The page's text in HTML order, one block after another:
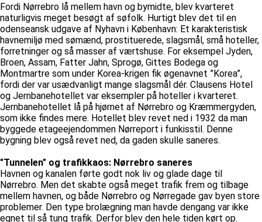
Fordi Nørrebro lå mellem havn og bymidte, blev kvarteret
naturligvis meget besøgt af søfolk. Hurtigt blev det til en
odenseansk udgave af Nyhavn i København: Et karakteristisk
havnemiljø med sømænd, prostituerede, slagsmål, små hoteller,
forretninger og så masser af værtshuse. For eksempel Jyden,
Broen, Assam, Fatter Jahn, Sprogø, Gittes Bodega og
Montmartre som under Korea-krigen fik øgenavnet ”Korea”,
fordi der var usædvanligt mange slagsmål dér. Clausens Hotel
og Jernbanehotellet var eksempler på hoteller i kvarteret.
Jernbanehotellet lå på hjørnet af Nørrebro og Kræmmergyden,
som ikke findes mere. Hotellet blev revet ned i 1932 da man
byggede etageejendommen Nørreport i funkisstil. Denne
bygning blev også revet ned, da gaden skulle saneres.
"Tunnelen" og trafikkaos: Nørrebro saneres
Havnen og kanalen førte godt nok liv og glade dage til
Nørrebro. Men det skabte også meget trafik frem og tilbage
mellem havnen, og både Nørrebro og Nørregade gav byen store
problemer. Den type brolægning man havde dengang var ikke
egnet til så tung trafik. Derfor blev den hele tiden kørt op.